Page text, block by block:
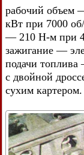
рабочий объем
кВт при 7000
— 210 Н-м при
зажигание —
подачи
с двойной
сухим картером.